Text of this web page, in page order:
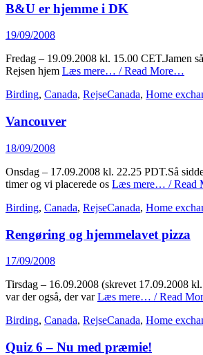
B&U er hjemme i DK
Posted
19/09/2008
Fredag – 19.09.2008 kl. 15.00 CET.Jamen
Rejsen hjem Læs mere… / Read More…
Categories
Birding, Canada, RejseTags
Canada, Home
Vancouver
Posted
18/09/2008
Onsdag – 17.09.2008 kl. 22.25 PDT.Så
timer og vi placerede os Læs mere… / Read
Categories
Birding, Canada, RejseTags
Canada, Home
Rengøring og hjemmelavet pizza
Posted
17/09/2008
Tirsdag – 16.09.2008 (skrevet 17.09.2008
var der også, der varLæs mere… / Read
Categories
Birding, Canada, RejseTags
Canada, Home
Quiz 6 – Nu med præmie!